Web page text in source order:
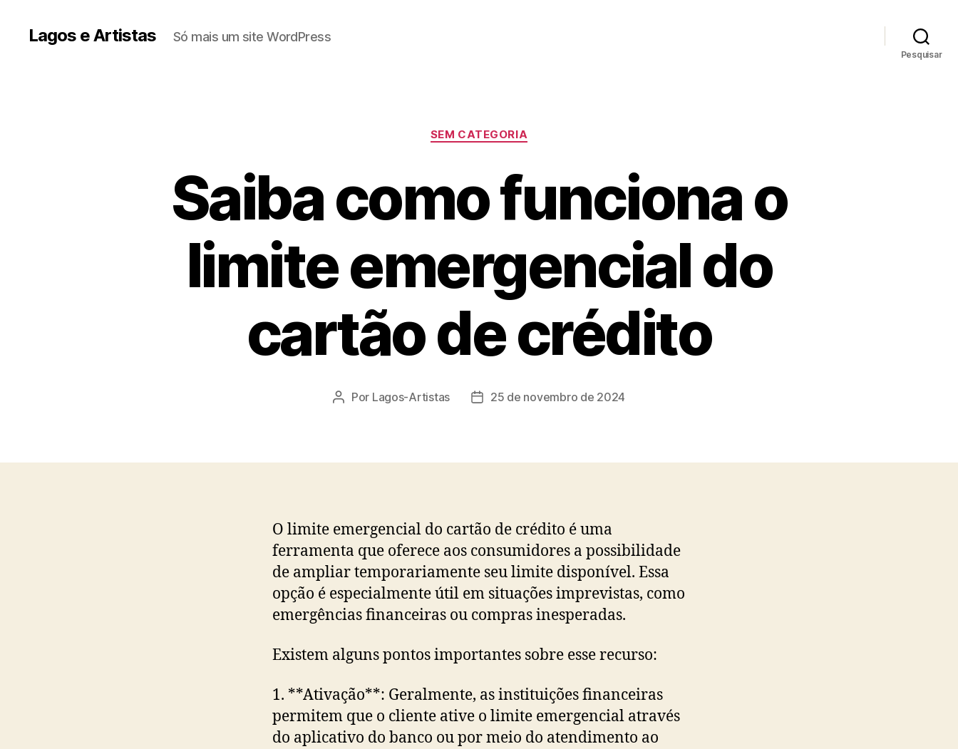
Lagos e Artistas Só mais um site WordPress
Pesquisar
Categorias
SEM CATEGORIA
Saiba como funciona o
limite emergencial do
cartão de crédito
Autor
Por Lagos-Artistas
Data25 de novembro de 2024
O limite emergencial do cartão de crédito é uma
ferramenta que oferece aos consumidores a possibilidade
de ampliar temporariamente seu limite disponível. Essa
opção é especialmente útil em situações imprevistas, como
emergências financeiras ou compras inesperadas.
Existem alguns pontos importantes sobre esse recurso:
1. **Ativação**: Geralmente, as instituições financeiras
permitem que o cliente ative o limite emergencial através
do aplicativo do banco ou por meio do atendimento ao